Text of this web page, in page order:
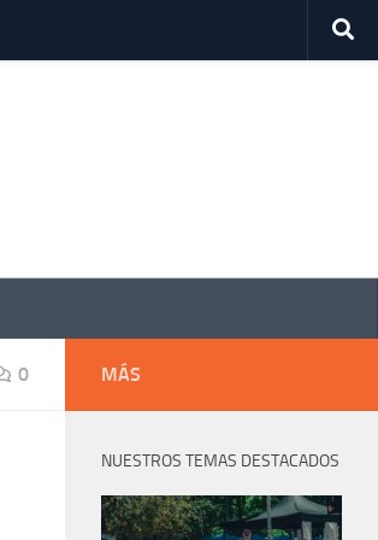
0 MÁS
NUESTROS TEMAS DESTACADOS